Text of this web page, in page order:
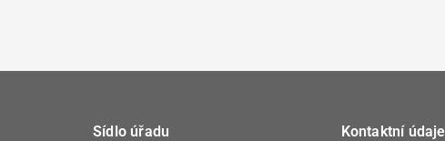
Sídlo úřadu Kontaktní údaje